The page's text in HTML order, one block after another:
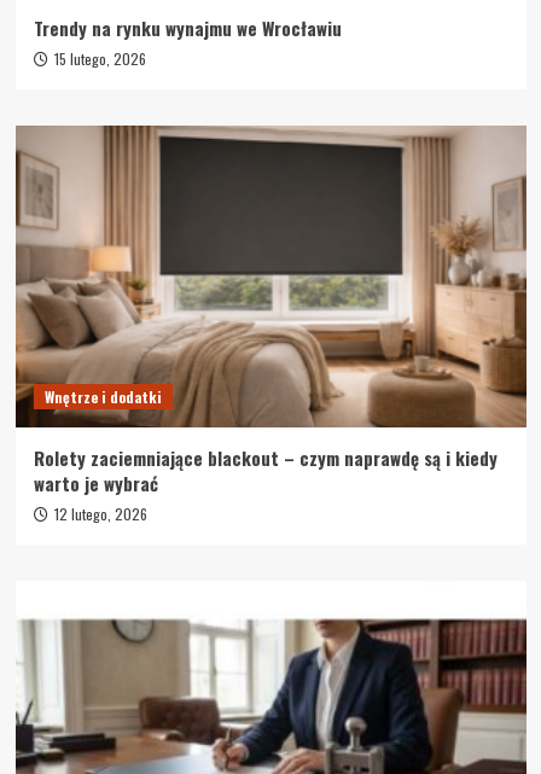
Trendy na rynku wynajmu we Wrocławiu
15 lutego, 2026
Wnętrze i dodatki
Rolety zaciemniające blackout – czym naprawdę są i kiedy
warto je wybrać
12 lutego, 2026